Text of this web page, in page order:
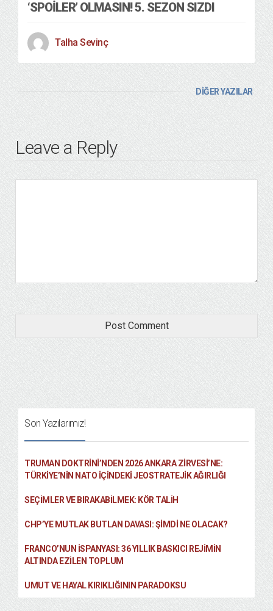
‘SPOILER’ OLMASIN! 5. SEZON SIZDI
Talha Sevinç
DİĞER YAZILAR
Leave a Reply
Son Yazılarımız!
TRUMAN DOKTRINI’NDEN 2026 ANKARA ZIRVESI’NE:
TÜRKIYE’NIN NATO İÇINDEKI JEOSTRATEJIK AĞIRLIĞI
SEÇIMLER VE BIRAKABILMEK: KÖR TALIH
CHP’YE MUTLAK BUTLAN DAVASI: ŞİMDİ NE OLACAK?
FRANCO’NUN İSPANYASI: 36 YILLIK BASKICI REJIMIN
ALTINDA EZILEN TOPLUM
UMUT VE HAYAL KIRIKLIĞININ PARADOKSU